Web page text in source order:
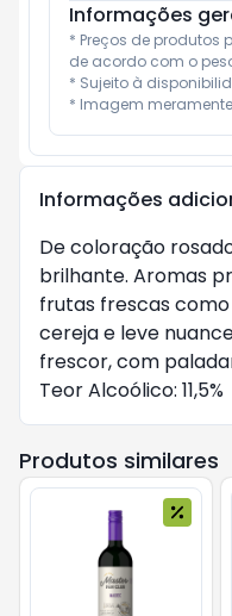
Informações
* Preços de produtos
de acordo com o
* Sujeito à
* Imagem
Informações
De coloração
brilhante. Aromas
frutas frescas
cereja e leve
frescor, com
Teor Alcoólico: 11,5%
Produtos similares